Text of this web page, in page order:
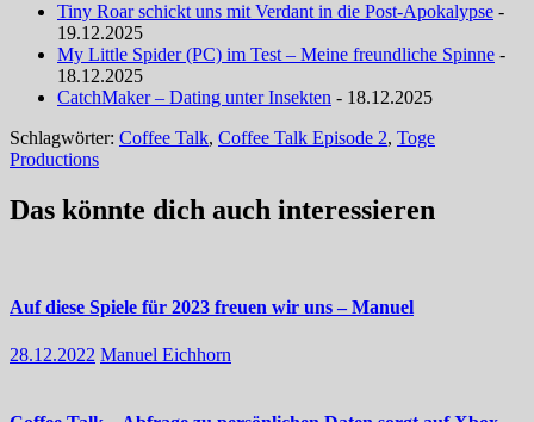
Tiny Roar schickt uns mit Verdant in die Post-Apokalypse -
19.12.2025
My Little Spider (PC) im Test – Meine freundliche Spinne -
18.12.2025
CatchMaker – Dating unter Insekten - 18.12.2025
Schlagwörter: Coffee Talk, Coffee Talk Episode 2, Toge
Productions
Das könnte dich auch interessieren
Auf diese Spiele für 2023 freuen wir uns – Manuel
28.12.2022 Manuel Eichhorn